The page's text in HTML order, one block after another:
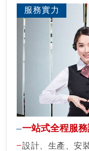
服務實力
一站式全程服
設計、生產、安